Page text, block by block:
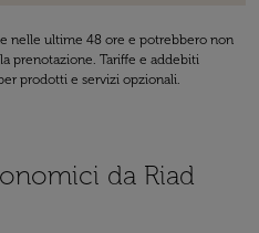
nelle ultime 48 ore e potrebbero non
prenotazione. Tariffe e addebiti
prodotti e servizi opzionali.
da Riad